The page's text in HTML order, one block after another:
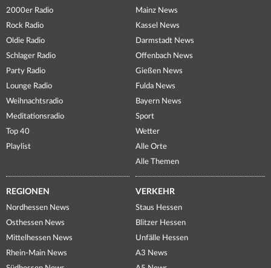
2000er Radio
Rock Radio
Oldie Radio
Schlager Radio
Party Radio
Lounge Radio
Weihnachtsradio
Meditationsradio
Top 40
Playlist
Mainz News
Kassel News
Darmstadt News
Offenbach News
Gießen News
Fulda News
Bayern News
Sport
Wetter
Alle Orte
Alle Themen
REGIONEN
Nordhessen News
Osthessen News
Mittelhessen News
Rhein-Main News
VERKEHR
Staus Hessen
Blitzer Hessen
Unfälle Hessen
A3 News